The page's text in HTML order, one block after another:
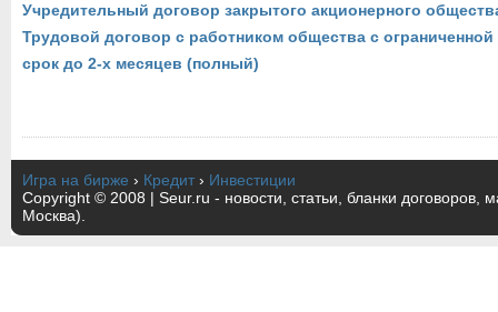
Учредительный договор закрытого акционерного
Трудовой договор с работником общества с ограниченной
срок до 2-х месяцев (полный)
Игра на бирже › Кредит › Инвестиции
Copyright © 2008 | Seur.ru - новости, статьи, бланки договоров,
Москва).